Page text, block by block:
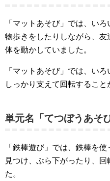
「マットあそび」では、い
物歩きをしたりしながら、友
体を動かしていました。
「マットあそび」では、い
しっかり支えて回転すること
単元名「てつぼうあそび
「鉄棒遊び」では、鉄棒を
見つけ、ぶら下がったり、
た。